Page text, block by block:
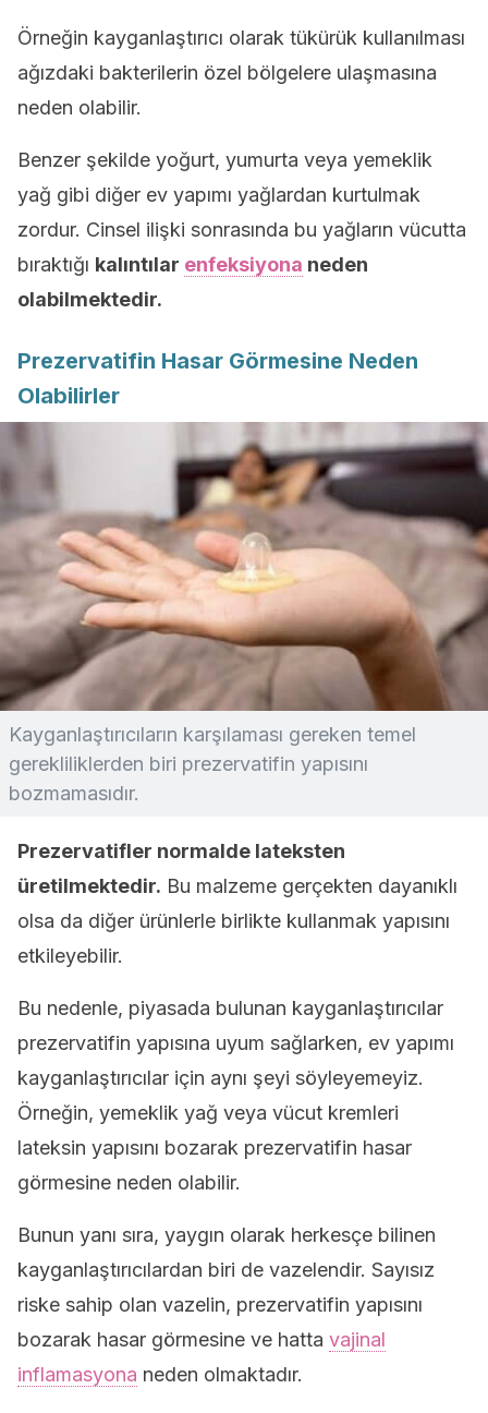
Örneğin kayganlaştırıcı olarak tükürük kullanılması
ağızdaki bakterilerin özel bölgelere ulaşmasına
neden olabilir.
Benzer şekilde yoğurt, yumurta veya yemeklik
yağ gibi diğer ev yapımı yağlardan kurtulmak
zordur. Cinsel ilişki sonrasında bu yağların vücutta
bıraktığı kalıntılar enfeksiyona neden
olabilmektedir.
Prezervatifin Hasar Görmesine Neden
Olabilirler
Kayganlaştırıcıların karşılaması gereken temel
gerekliliklerden biri prezervatifin yapısını
bozmamasıdır.
Prezervatifler normalde lateksten
üretilmektedir. Bu malzeme gerçekten dayanıklı
olsa da diğer ürünlerle birlikte kullanmak yapısını
etkileyebilir.
Bu nedenle, piyasada bulunan kayganlaştırıcılar
prezervatifin yapısına uyum sağlarken, ev yapımı
kayganlaştırıcılar için aynı şeyi söyleyemeyiz.
Örneğin, yemeklik yağ veya vücut kremleri
lateksin yapısını bozarak prezervatifin hasar
görmesine neden olabilir.
Bunun yanı sıra, yaygın olarak herkesçe bilinen
kayganlaştırıcılardan biri de vazelendir. Sayısız
riske sahip olan vazelin, prezervatifin yapısını
bozarak hasar görmesine ve hatta vajinal
inflamasyona neden olmaktadır.